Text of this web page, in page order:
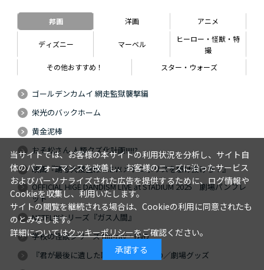
邦画 洋画 アニメ
ディズニー マーベル
ヒーロー・怪獣・特
撮
その他おすすめ！
スター・ウォーズ
ゴールデンカムイ 網走監獄襲撃編
栄光のバックホーム
黄金泥棒
おそ松さん 人類クズ化計画!!!!!?
映画『踊る大捜査線 N.E.W.メトロポリスを駆け抜けろ！』
OFFICIAL HIGE DANDISM LIVE at STADIUM 2025 劇場パンフレ
ット
NETFLIXシリーズ『ガス人間』
学校の怪談シリーズ Blu-ray・DVD
『君が最後に遺した歌』Blu-ray・DVD／劇場グッズ
当サイトでは、お客様の本サイトの利用状況を分析し、サイト自
体のパフォーマンスを改善し、お客様のニーズに沿ったサービス
およびパーソナライズされた広告を提供するために、ログ情報や
Cookieを収集し、利用いたします。
サイトの閲覧を継続される場合は、Cookieの利用に同意されたも
のとみなします。
詳細についてはクッキーポリシーをご確認ください。
承諾する